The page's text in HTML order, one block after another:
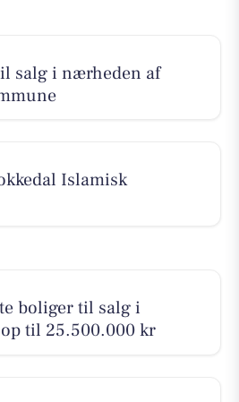
salg i nærheden af
Islamisk
boliger til salg i
til 25.500.000 kr